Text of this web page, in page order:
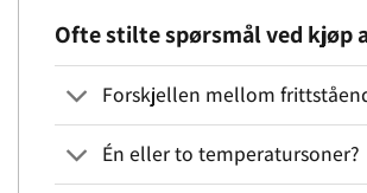
Ofte stilte spørsmål ved kjøp
Forskjellen mellom
Én eller to temperatursoner?